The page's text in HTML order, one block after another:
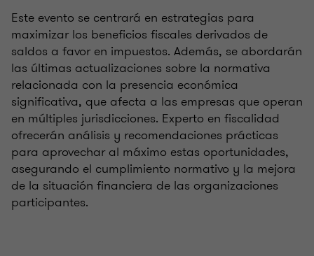
Este evento se centrará en estrategias para
maximizar los beneficios fiscales derivados de
saldos a favor en impuestos. Además, se abordarán
las últimas actualizaciones sobre la normativa
relacionada con la presencia económica
significativa, que afecta a las empresas que operan
en múltiples jurisdicciones. Experto en fiscalidad
ofrecerán análisis y recomendaciones prácticas
para aprovechar al máximo estas oportunidades,
asegurando el cumplimiento normativo y la mejora
de la situación financiera de las organizaciones
participantes.